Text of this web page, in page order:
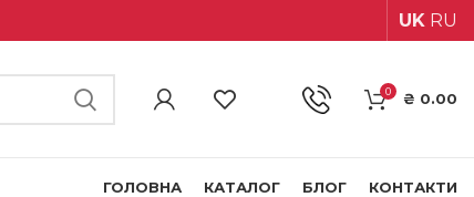
UK RU
0 ₴ 0.00
ГОЛОВНА КАТАЛОГ БЛОГ КОНТАКТИ